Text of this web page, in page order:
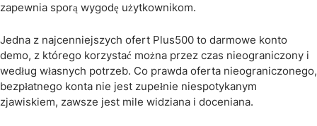
zapewnia sporą wygodę użytkownikom.
Jedna z najcenniejszych ofert Plus500 to darmowe konto
demo, z którego korzystać można przez czas nieograniczony i
według własnych potrzeb. Co prawda oferta nieograniczonego,
bezpłatnego konta nie jest zupełnie niespotykanym
zjawiskiem, zawsze jest mile widziana i doceniana.